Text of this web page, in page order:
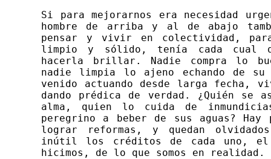
Si para mejorarnos era necesidad
hombre de arriba y al de abajo
pensar y vivir en colectividad,
limpio y sólido, tenía cada cual
hacerla brillar. Nadie compra lo
nadie limpia lo ajeno echando de su
venido actuando desde larga fecha,
dando prédica de verdad. ¿Quién se
alma, quien lo cuida de
peregrino a beber de sus aguas?
lograr reformas, y quedan
inútil los créditos de cada uno, el
hicimos, de lo que somos en realidad.